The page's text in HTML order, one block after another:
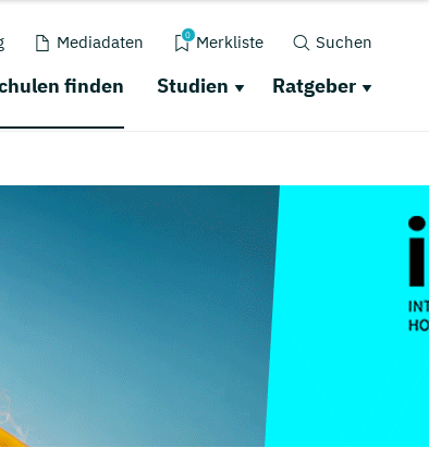
Mediadaten 0 Merkliste Suchen
finden Studien Ratgeber